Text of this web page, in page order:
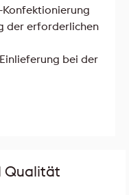
der erforderlichen
bei der
Qualität